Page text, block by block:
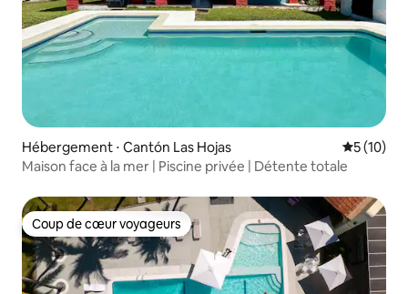
Hébergement ⋅ Cantón Las Hojas
5 (10)
Maison face à la mer | Piscine privée | Détente totale
Coup de cœur voyageurs
Coup de cœur voyageurs